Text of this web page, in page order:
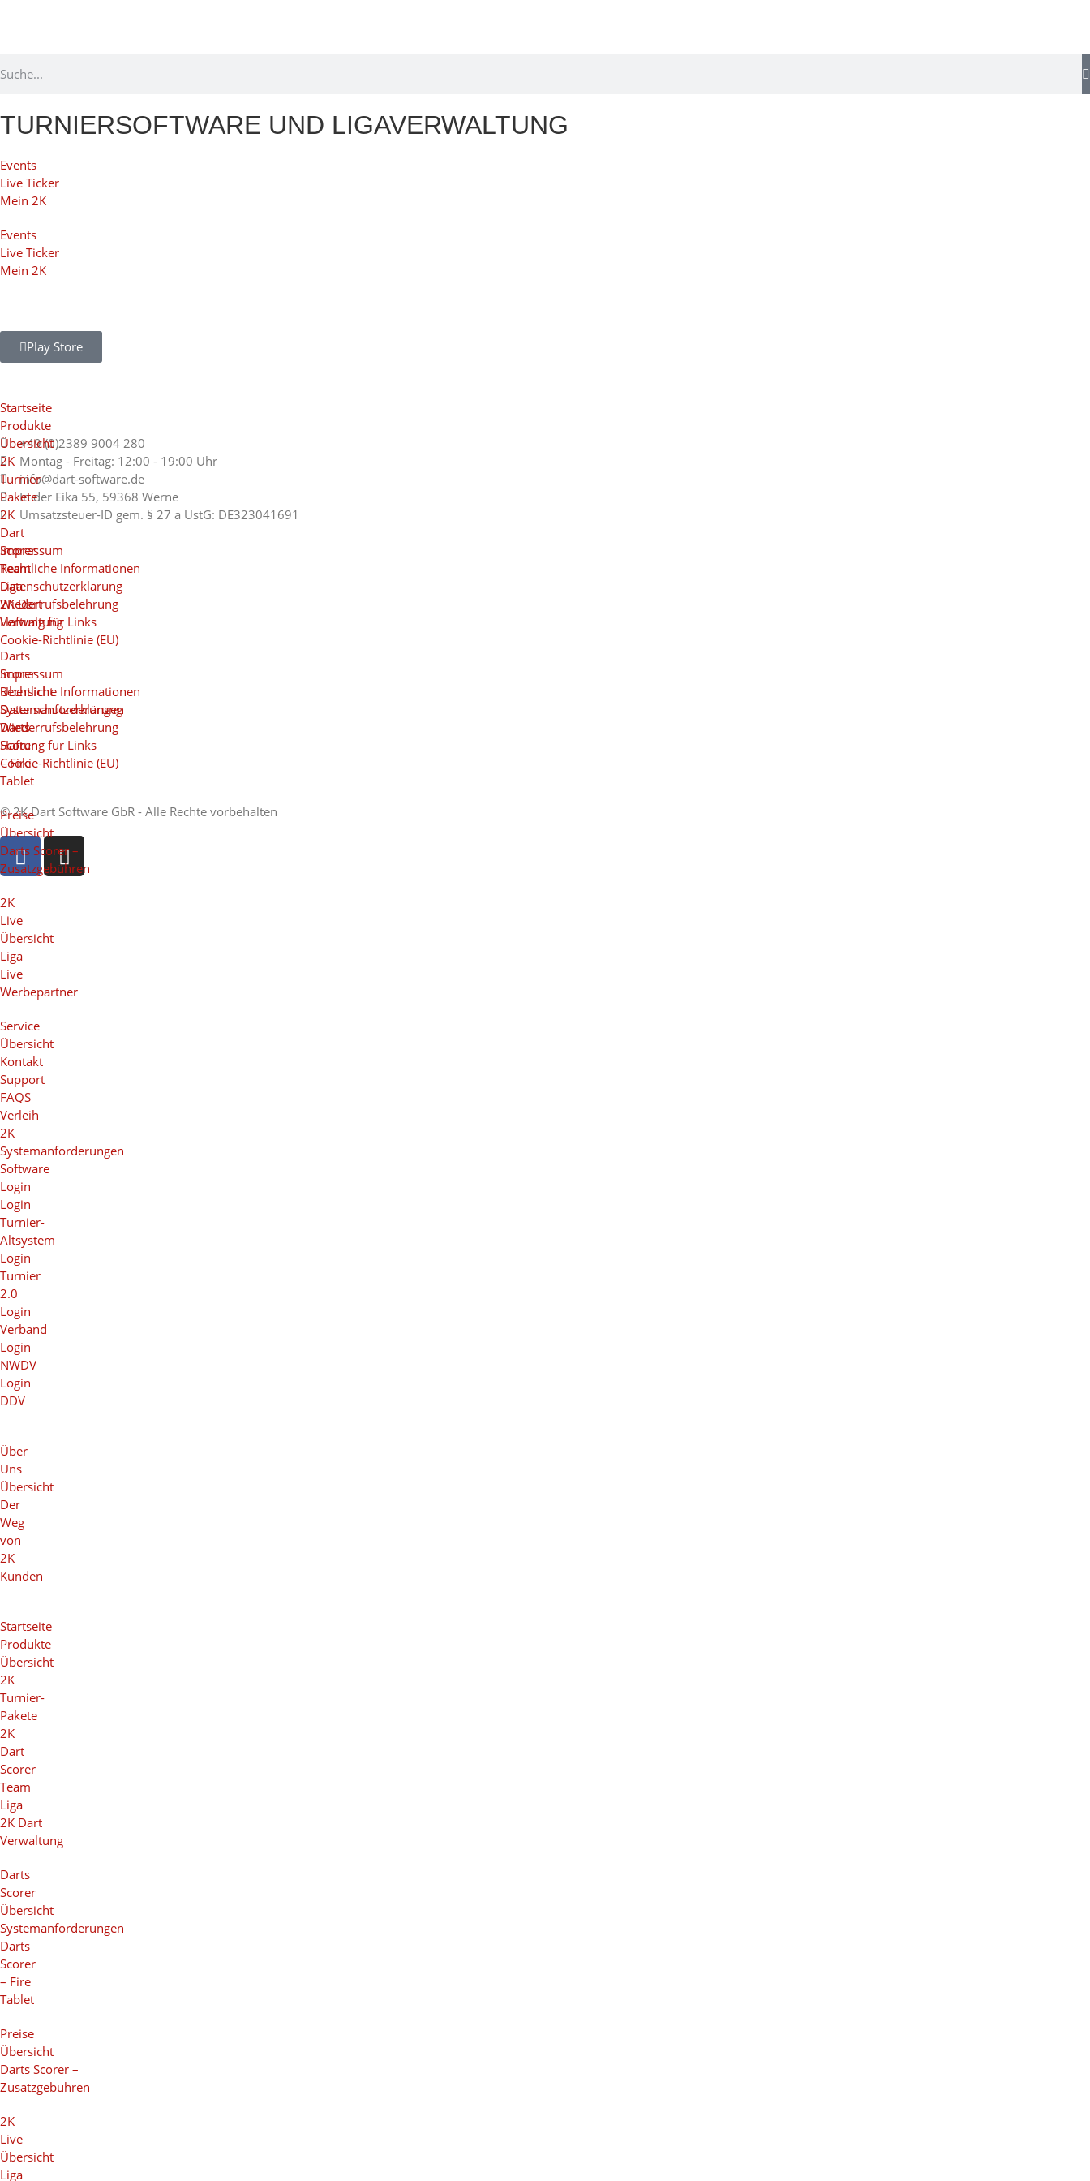
TURNIERSOFTWARE UND LIGAVERWALTUNG
Events
Live Ticker
Mein 2K
Events
Live Ticker
Mein 2K
Play Store
Startseite
Produkte
Übersicht
2K
Turnier-
Pakete
2K
Dart
Scorer
Team
Liga
2K Dart
Verwaltung
Darts
Scorer
Übersicht
Systemanforderungen
Darts
Scorer
– Fire
Tablet
Preise
Übersicht
Darts Scorer –
Zusatzgebühren
2K
Live
Übersicht
Liga
Live
Werbepartner
Service
Übersicht
Kontakt
Support
FAQS
Verleih
2K
Systemanforderungen
Software
Login
Login
Turnier-
Altsystem
Login
Turnier
2.0
Login
Verband
Login
NWDV
Login
DDV
Über
Uns
Übersicht
Der
Weg
von
2K
Kunden
Startseite
Produkte
Übersicht
2K
Turnier-
Pakete
2K
Dart
Scorer
Team
Liga
2K Dart
Verwaltung
Darts
Scorer
Übersicht
Systemanforderungen
Darts
Scorer
– Fire
Tablet
Preise
Übersicht
Darts Scorer –
Zusatzgebühren
2K
Live
Übersicht
Liga
+49 (0)2389 9004 280
Montag - Freitag: 12:00 - 19:00 Uhr
info@dart-software.de
In der Eika 55, 59368 Werne
Umsatzsteuer-ID gem. § 27 a UstG: DE323041691
Impressum
Rechtliche Informationen
Datenschutzerklärung
Wiederrufsbelehrung
Haftung für Links
Cookie-Richtlinie (EU)
Impressum
Rechtliche Informationen
Datenschutzerklärung
Wiederrufsbelehrung
Haftung für Links
Cookie-Richtlinie (EU)
© 2K Dart Software GbR - Alle Rechte vorbehalten